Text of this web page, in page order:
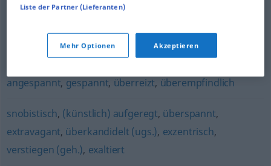
(ziemlich) durchgedreht (ugs.),durchgeknallt (ugs.)
unfassbar,unglaublich ,übergeschnappt (ugs.)
angespannt, gespannt, überreizt, überempfindlich
snobistisch, (künstlich) aufgeregt, überspannt,
extravagant, überkandidelt (ugs.), exzentrisch,
verstiegen (geh.), exaltiert
Liste der Partner (Lieferanten)
Mehr Optionen Akzeptieren